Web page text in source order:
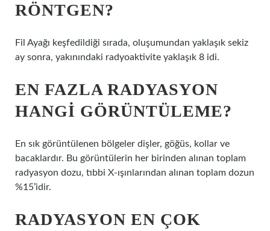
RÖNTGEN?
Fil Ayağı keşfedildiği sırada, oluşumundan yaklaşık sekiz
ay sonra, yakınındaki radyoaktivite yaklaşık 8 idi.
EN FAZLA RADYASYON
HANGI GÖRÜNTÜLEME?
En sık görüntülenen bölgeler dişler, göğüs, kollar ve
bacaklardır. Bu görüntülerin her birinden alınan toplam
radyasyon dozu, tıbbi X-ışınlarından alınan toplam dozun
%15’idir.
RADYASYON EN ÇOK